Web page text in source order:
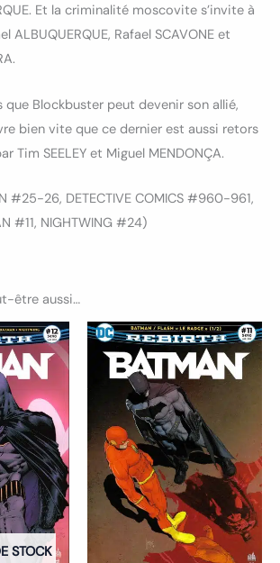
Et la criminalité moscovite s’invite à
ALBUQUERQUE, Rafael SCAVONE et
que Blockbuster peut devenir son allié,
bien vite que ce dernier est aussi retors
Tim SEELEY et Miguel MENDONÇA.
#25-26, DETECTIVE COMICS #960-961,
#11, NIGHTWING #24)
être aussi…
STOCK
Plage
de
prix :
7.50€
Ce
Les
être